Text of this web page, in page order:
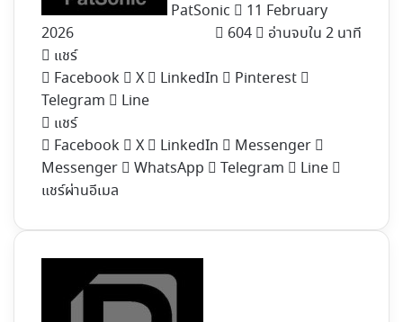
PatSonic
11 February
2026
604
อ่านจบใน 2 นาที
แชร์
Facebook
X LinkedIn
Pinterest
Telegram
Line
แชร์
Facebook
X LinkedIn
Messenger
Messenger
WhatsApp Telegram
Line
แชร์ผ่านอีเมล